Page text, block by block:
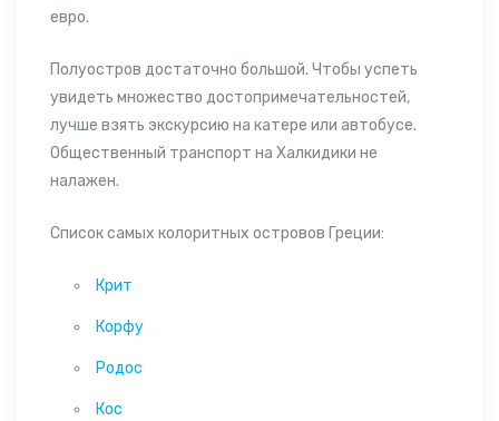
евро.
Полуостров достаточно большой. Чтобы успеть
увидеть множество достопримечательностей,
лучше взять экскурсию на катере или автобусе.
Общественный транспорт на Халкидики не
налажен.
Список самых колоритных островов Греции:
Крит
Корфу
Родос
Кос